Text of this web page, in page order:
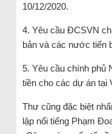
10/12/2020.
4. Yêu cầu ĐCSVN
bản và các nước tiến
5. Yêu cầu chính phủ
tiền cho các dự án tại
Thư cũng đặc biệt
lập nổi tiếng Phạm